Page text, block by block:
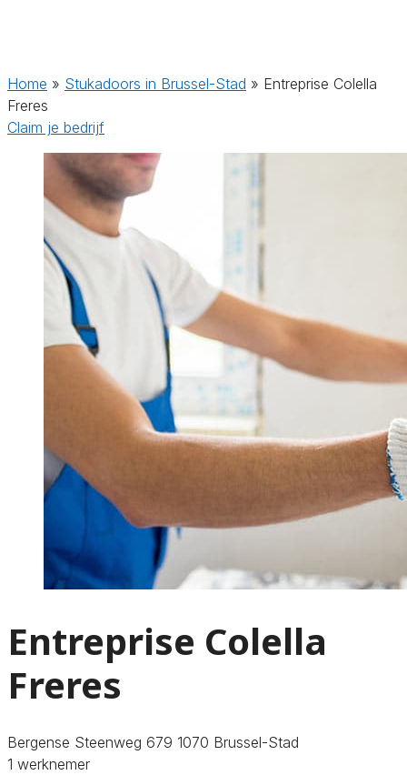
Home » Stukadoors in Brussel-Stad » Entreprise Colella
Freres
Claim je bedrijf
Entreprise Colella
Freres
Bergense Steenweg 679 1070 Brussel-Stad
1 werknemer